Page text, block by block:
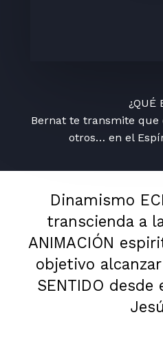
¿QUÉ
Bernat te transmite
otros… en el
Dinamismo
transcienda a
ANIMACIÓN
objetivo
SENTIDO desde